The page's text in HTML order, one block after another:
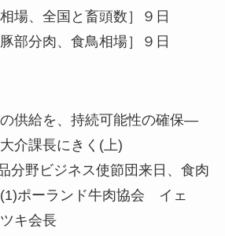
場、全国と畜頭数］９日
部分肉、食鳥相場］９日
供給を、持続可能性の確保—
介課長にきく(上)
分野ビジネス使節団来日、食肉
ポーランド牛肉協会 イェ
キ会長